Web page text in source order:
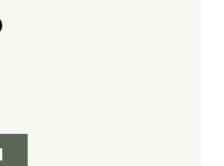
Pris: